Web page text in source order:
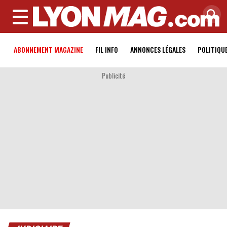
MENU
ABONNEMENT MAGAZINE FIL INFO ANNONCES LÉGALES
Publicité